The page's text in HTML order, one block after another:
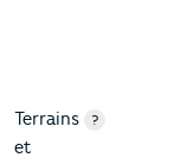
Terrains
et
?